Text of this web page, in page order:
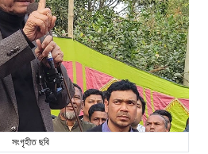
সংগৃহীত ছবি